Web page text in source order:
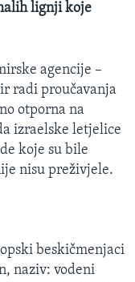
lignji koje
agencije –
radi proučavanja
otporna na
izraelske letjelice
koje su bile
nisu preživjele.
beskičmenjaci
naziv: vodeni